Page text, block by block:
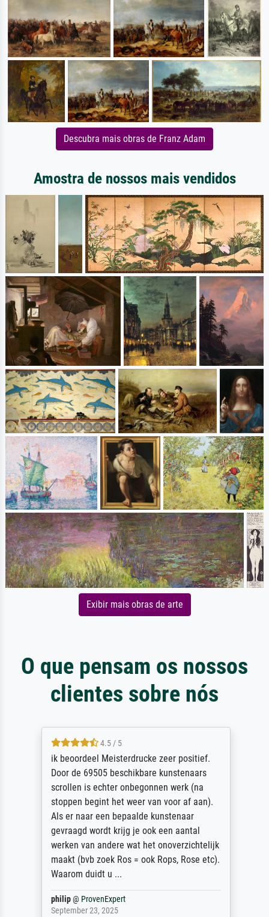
Descubra mais obras de Franz Adam
Amostra de nossos mais vendidos
Exibir mais obras de arte
O que pensam os nossos
clientes sobre nós
4.5 / 5
ik beoordeel Meisterdrucke zeer positief.
Door de 69505 beschikbare kunstenaars
scrollen is echter onbegonnen werk (na
stoppen begint het weer van voor af aan).
Als er naar een bepaalde kunstenaar
gevraagd wordt krijg je ook een aantal
werken van andere wat het onoverzichtelijk
maakt (bvb zoek Ros = ook Rops, Rose etc).
Waarom duidt u ...
philip@ ProvenExpert
September 23, 2025